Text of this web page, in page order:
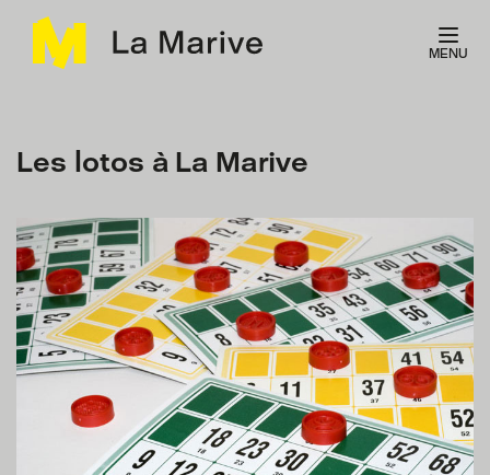
MENU
Les lotos à La Marive